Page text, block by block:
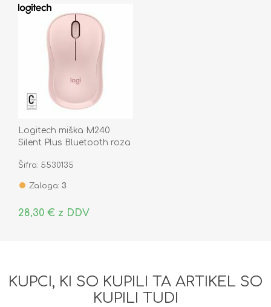
Logitech miška M240
Silent Plus Bluetooth roza
Šifra: 5530135
Zaloga: 3
28,30 € z DDV
KUPCI, KI SO KUPILI TA ARTIKEL SO
KUPILI TUDI